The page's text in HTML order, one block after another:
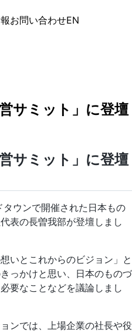
お問い合わせEN
サミット」に登壇
サミット」に登壇
ウンで開催された日本もの
表の長曽我部が登壇しまし
いとこれからのビジョン」と
っかけと思い、日本のものづ
要なことなどを議論しまし
ンでは、上場企業の社長や役